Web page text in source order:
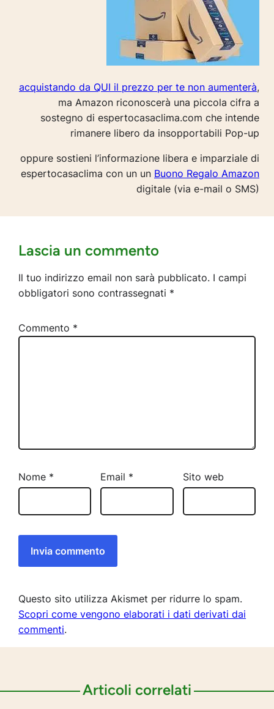
acquistando da QUI il prezzo per te non aumenterà,
ma Amazon riconoscerà una piccola cifra a
sostegno di espertocasaclima.com che intende
rimanere libero da insopportabili Pop-up
oppure sostieni l’informazione libera e imparziale di
espertocasaclima con un un Buono Regalo Amazon
digitale (via e-mail o SMS)
Lascia un commento
Il tuo indirizzo email non sarà pubblicato. I campi
obbligatori sono contrassegnati *
Commento *
Nome * Email * Sito web
Questo sito utilizza Akismet per ridurre lo spam.
Scopri come vengono elaborati i dati derivati dai
commenti.
Articoli correlati